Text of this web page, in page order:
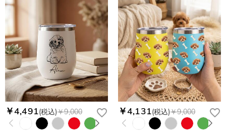
￥4,491(税込)￥9,000 ￥4,131(税込)￥9,000